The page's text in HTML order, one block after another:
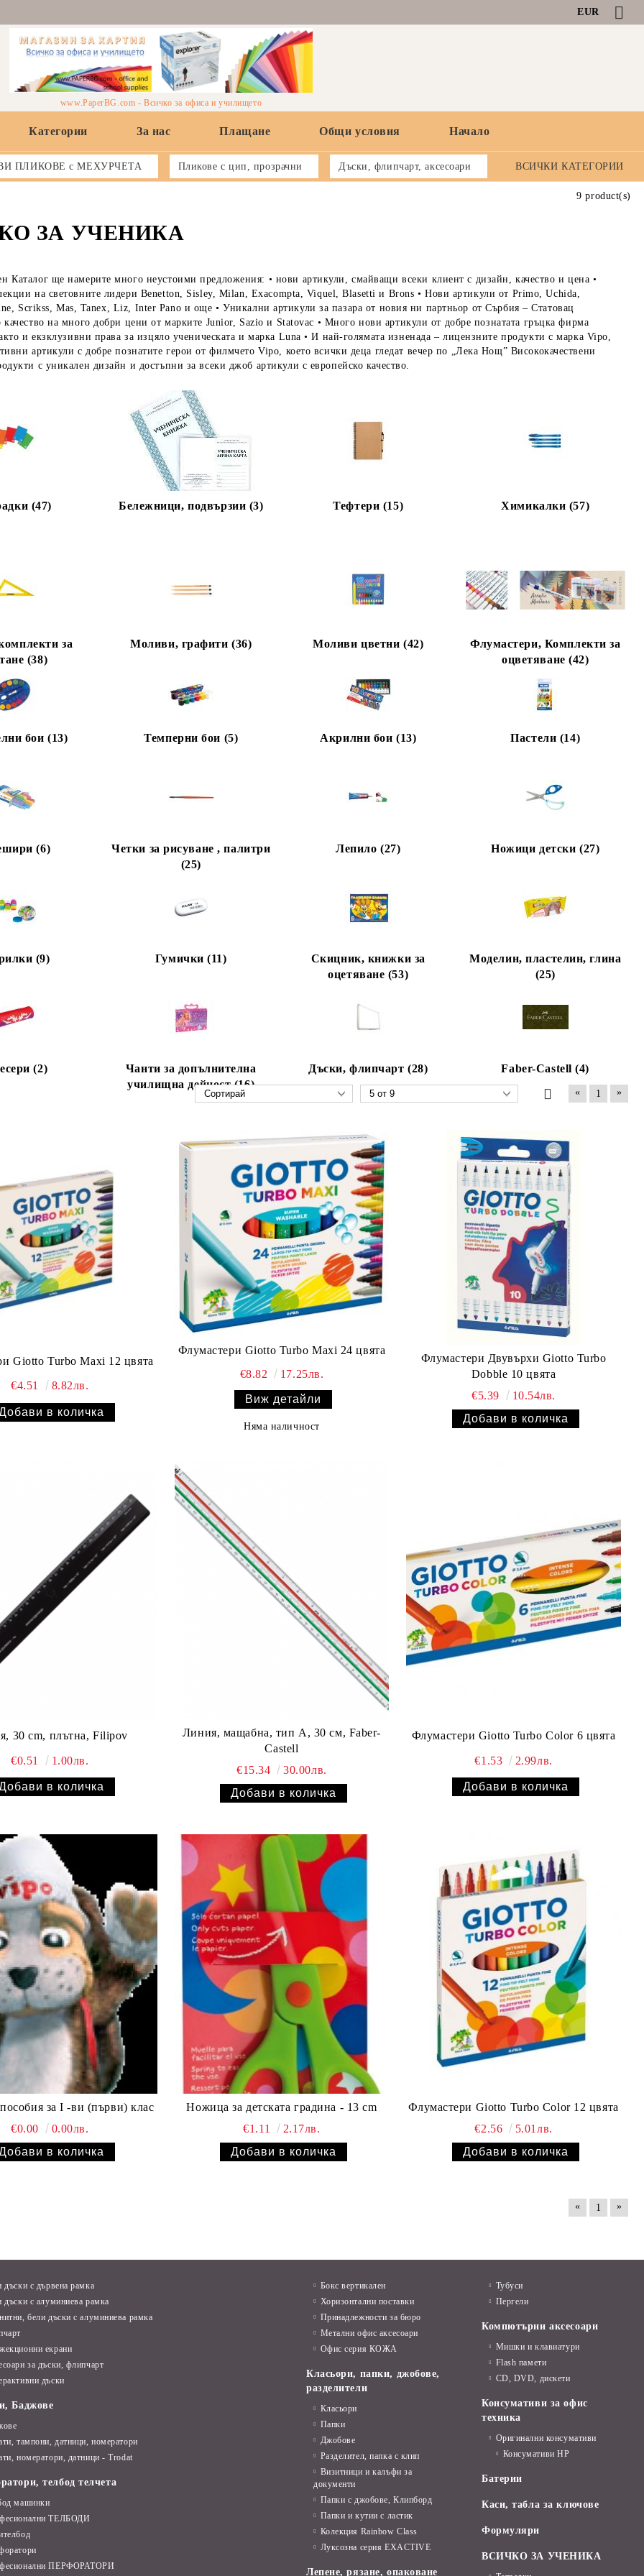
EUR
www.PaperBG.com - Всичко за офиса и училището
Категории За нас Плащане Общи условия Начало
ПЛИКОВЕ с МЕХУРЧЕТА Пликове с цип, прозрачни Дъски, флипчарт, аксесоари ВСИЧКИ КАТЕГОРИИ
ЗА УЧЕНИКА
Каталог ще намерите много неустоими предложения: • нови артикули, смайващи всеки клиент с дизайн, качество и цена •
на световните лидери Benetton, Sisley, Milan, Exacompta, Viquel, Blasetti и Brons • Нови артикули от Primo, Uchida,
Scrikss, Mas, Tanex, Liz, Inter Pano и още • Уникални артикули за пазара от новия ни партньор от Сърбия – Статовац
качество на много добри цени от марките Junior, Sazio и Statovac • Много нови артикули от добре познатата гръцка фирма
и екзклузивни права за изцяло ученическата и марка Luna • И най-голямата изненада – лицензните продукти с марка Vipo,
артикули с добре познатите герои от филмчето Vipo, което всички деца гледат вечер по „Лека Нощ” Висококачествени
с уникален дизайн и достъпни за всеки джоб артикули с европейско качество.
(47) Бележници, подвързии (3) Тефтери (15) Химикалки (57)
за
(38)
Моливи, графити (36) Моливи цветни (42)
Флумастери, Комплекти за
оцветяване (42)
бои (13) Темперни бои (5) Акрилни бои (13) Пастели (14)
(6)
Четки за рисуване , палитри
(25)
Лепило (27) Ножици детски (27)
(9) Гумички (11)
Скицник, книжки за
оцетяване (53)
Моделин, пластелин, глина
(25)
(2)
Чанти за допълнителна
училищна дейност (16)
Дъски, флипчарт (28) Faber-Castell (4)
9 product(s)
« 1 »
Giotto Turbo Maxi 12 цвята
€4.51 8.82лв.
Флумастери Giotto Turbo Maxi 24 цвята
€8.82
17.25лв.
Виж детайли
Няма наличност
Флумастери Двувърхи Giotto Turbo
Dobble 10 цвята
€5.39
10.54лв.
30 cm, плътна, Filipov
€0.51 1.00лв.
Линия, мащабна, тип А, 30 см, Faber-
Castell
€15.34
30.00лв.
Флумастери Giotto Turbo Color 6 цвята
€1.53 2.99лв.
за I -ви (първи) клас
€0.00
0.00лв.
Ножица за детската градина - 13 cm
€1.11
2.17лв.
Флумастери Giotto Turbo Color 12 цвята
€2.56
5.01лв.
« 1 »
дъски с дървена рамка
дъски с алуминиева рамка
бели дъски с алуминиева рамка
екрани
за дъски, флипчарт
дъски
Баджове
тампони, датници, номератори
номератори, датници - Trodat
телбод телчета
машинки
ТЕЛБОДИ
ПЕРФОРАТОРИ
Бокс вертикален
Хоризонтални поставки
Принадлежности за бюро
Метални офис аксесоари
Офис серия КОЖА
Класьори, папки, джобове,
разделители
Класьори
Папки
Джобове
Разделител, папка с клип
Визитници и калъфи за
документи
Папки с джобове, Клипборд
Папки и кутии с ластик
Колекция Rainbow Class
Луксозна серия EXACTIVE
Лепене, рязане, опаковане
Тубуси
Пергели
Компютърни аксесоари
Мишки и клавиатури
Flash памети
CD, DVD, дискети
Консумативи за офис
техника
Оригинални консумативи
Консумативи HP
Батерии
Каси, табла за ключове
Формуляри
ВСИЧКО ЗА УЧЕНИКА